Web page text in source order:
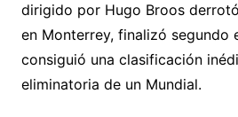
dirigido por Hugo Broos
en Monterrey, finalizó segundo
consiguió una clasificación
eliminatoria de un Mundial.